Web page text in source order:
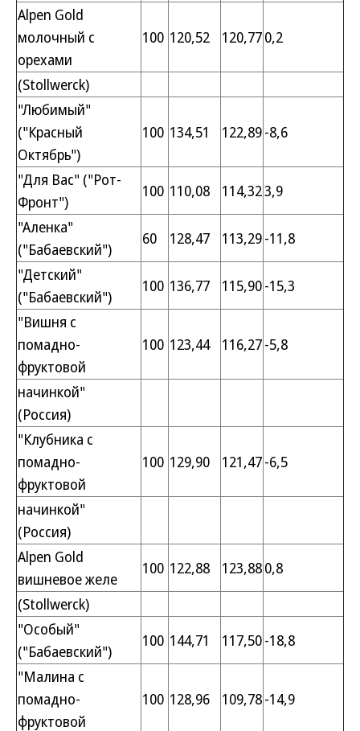
Alpen Gold
молочный с
орехами
100 120,52 120,770,2
(Stollwerck)
"Любимый"
("Красный
Октябрь")
100 134,51 122,89-8,6
"Для Вас" ("Рот-
Фронт")
100 110,08 114,323,9
"Аленка"
("Бабаевский")
60 128,47 113,29-11,8
"Детский"
("Бабаевский")
100 136,77 115,90-15,3
"Вишня с
помадно-
фруктовой
100 123,44 116,27-5,8
начинкой"
(Россия)
"Клубника с
помадно-
фруктовой
100 129,90 121,47-6,5
начинкой"
(Россия)
Alpen Gold
вишневое желе
100 122,88 123,880,8
(Stollwerck)
"Особый"
("Бабаевский")
100 144,71 117,50-18,8
"Малина с
помадно-
фруктовой
100 128,96 109,78-14,9